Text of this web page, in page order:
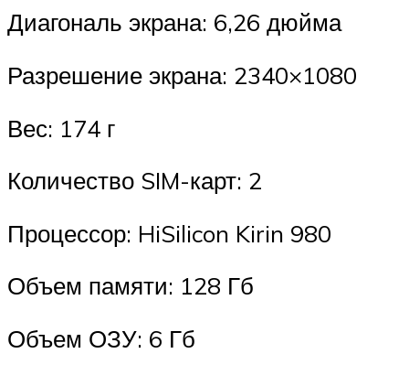
Диагональ экрана: 6,26 дюйма
Разрешение экрана: 2340×1080
Вес: 174 г
Количество SIM-карт: 2
Процессор: HiSilicon Kirin 980
Объем памяти: 128 Гб
Объем ОЗУ: 6 Гб